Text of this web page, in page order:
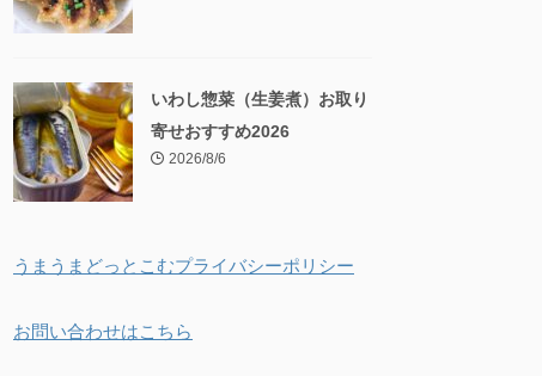
いわし惣菜（生姜煮）お取り
寄せおすすめ2026
2026/8/6
うまうまどっとこむプライバシーポリシー
お問い合わせはこちら